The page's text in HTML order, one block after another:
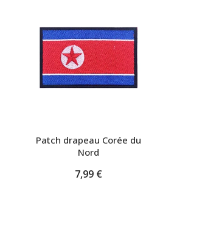
Patch drapeau Corée du
Nord
7,99 €